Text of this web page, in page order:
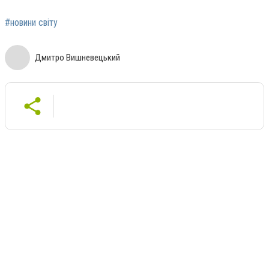
#новини світу
Дмитро Вишневецький